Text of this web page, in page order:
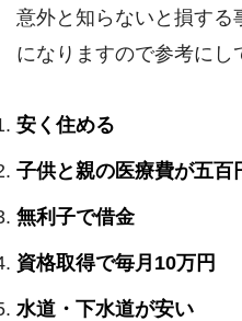
意外と知らないと損する
になりますので参考にし
安く住める
子供と親の医療費が五百
無利子で借金
資格取得で毎月10万円
水道・下水道が安い